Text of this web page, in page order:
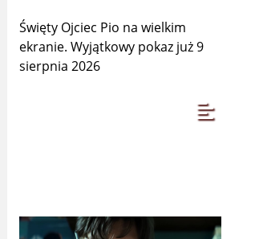
Święty Ojciec Pio na wielkim
ekranie. Wyjątkowy pokaz już 9
sierpnia 2026